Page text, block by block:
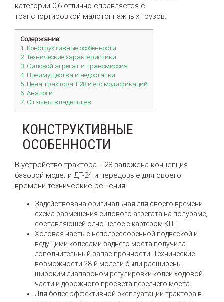
категории 0,6 отлично справляется с
транспортировкой малотоннажных грузов.
Содержание:
1. Конструктивные особенности
2. Технические характеристики
3. Силовой агрегат и трансмиссия
4. Преимущества и недостатки
5. Цена трактора Т-28 и его модификаций
6. Аналоги
7. Отзывы владельцев
КОНСТРУКТИВНЫЕ
ОСОБЕННОСТИ
В устройство трактора Т-28 заложена концепция
базовой модели ДТ-24 и передовые для своего
времени технические решения.
Задействована оригинальная для своего времени
схема размещения силового агрегата на полураме,
составляющей одно целое с картером КПП.
Ходовая часть с неподрессоренной подвеской и
ведущими колесами заднего моста получила
дополнительный запас прочности. Технические
возможности 28-й модели были расширены
широким диапазоном регулировки колеи ходовой
части и дорожного просвета переднего моста.
Для более эффективной эксплуатации трактора в